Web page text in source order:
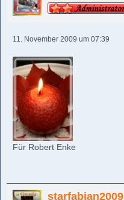
11. November 2009 um 07:39
Für Robert Enke
starfabian2009